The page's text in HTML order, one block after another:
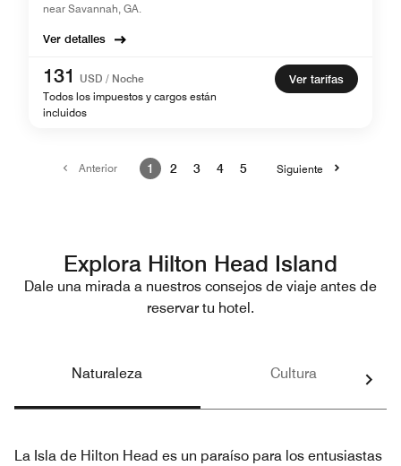
near Savannah, GA.
Ver detalles
131
USD / Noche
Todos los impuestos y cargos están
incluidos
Ver tarifas
Anterior 1 2 3 4 5 Siguiente
Explora Hilton Head Island
Dale una mirada a nuestros consejos de viaje antes de
reservar tu hotel.
Naturaleza Cultura
La Isla de Hilton Head es un paraíso para los entusiastas